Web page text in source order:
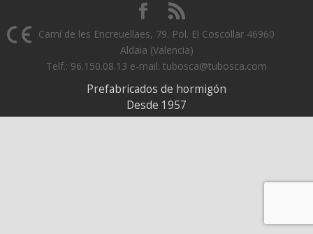
Camí de les Encreuellaes, 79. Pol. El Coscollar 46960
Aldaia (Valencia)
Telf.: 96.150.08.13 e-mail: tubosca@tubosca.com
Prefabricados de hormigón
Desde 1957